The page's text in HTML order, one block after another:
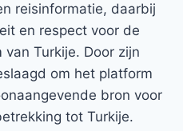
reisinformatie, daarbij
en respect voor de
Turkije. Door zijn
om het platform
bron voor
tot Turkije.